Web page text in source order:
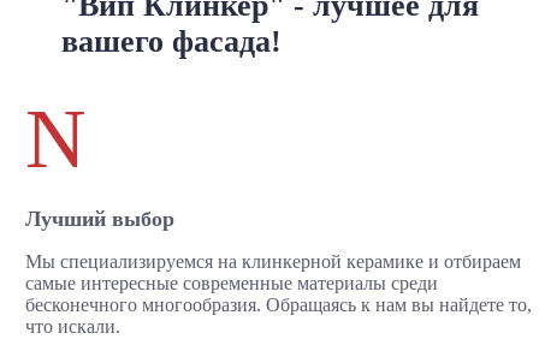
вашего фасада!
N
Лучший выбор
Мы специализируемся на клинкерной керамике и отбираем
самые интересные современные материалы среди
бесконечного многообразия. Обращаясь к нам вы найдете то,
что искали.